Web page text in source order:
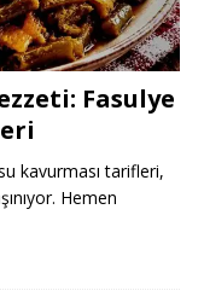
Fasulye
kavurması tarifleri,
Hemen